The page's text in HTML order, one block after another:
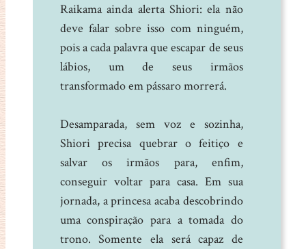
Raikama ainda alerta Shiori: ela não
deve falar sobre isso com ninguém,
pois a cada palavra que escapar de seus
lábios, um de seus irmãos
transformado em pássaro morrerá.
Desamparada, sem voz e sozinha,
Shiori precisa quebrar o feitiço e
salvar os irmãos para, enfim,
conseguir voltar para casa. Em sua
jornada, a princesa acaba descobrindo
uma conspiração para a tomada do
trono. Somente ela será capaz de